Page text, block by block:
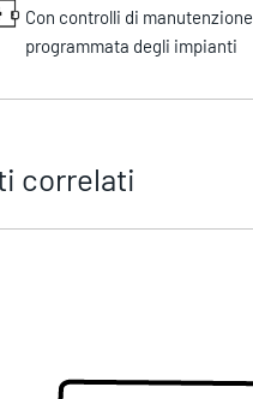
Con controlli di manutenzione
programmata degli impianti
correlati